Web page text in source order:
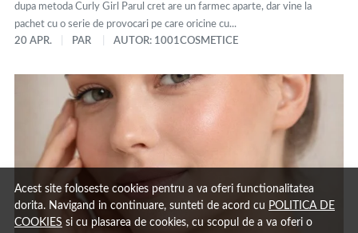
Acest site foloseste cookies pentru a va oferi functionalitatea
dorita. Navigand in continuare, sunteti de acord cu POLITICA DE
COOKIES si cu plasarea de cookies, cu scopul de a va oferi o
dupa metoda Curly Girl Parul cret are un farmec aparte, dar vine la
pachet cu o serie de provocari pe care oricine cu...
20 APR.
PAR AUTOR: 1001COSMETICE